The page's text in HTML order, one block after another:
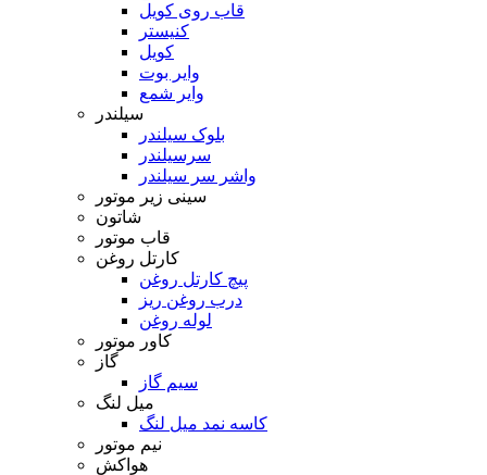
قاب روی کویل
کنیستر
کویل
وایر بوت
وایر شمع
سیلندر
بلوک سیلندر
سرسیلندر
واشر سر سیلندر
سینی زیر موتور
شاتون
قاب موتور
کارتل روغن
پیچ کارتل روغن
درب روغن ریز
لوله روغن
کاور موتور
گاز
سیم گاز
میل لنگ
کاسه نمد میل لنگ
نیم موتور
هواکش